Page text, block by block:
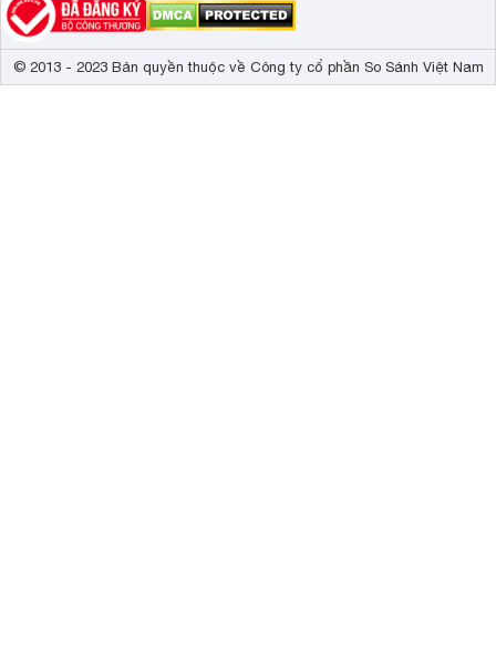
© 2013 - 2023 Bản quyền thuộc về Công ty cổ phần So Sánh Việt Nam